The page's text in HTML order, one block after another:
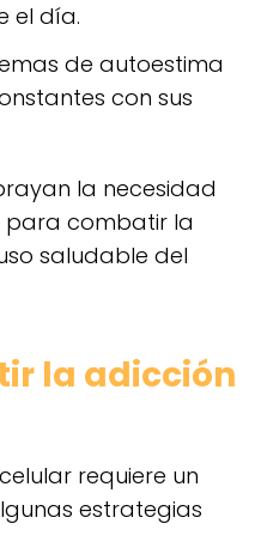
el día.
de autoestima
con sus
la necesidad
para combatir la
saludable del
la adicción
requiere un
estrategias